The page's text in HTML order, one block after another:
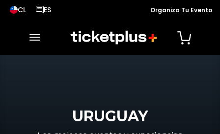
CL
País seleccionado, cambiar país
ES
Idioma seleccionado, cambiar idiomaOrganiza Tu Evento
desplegar navegación
URUGUAY